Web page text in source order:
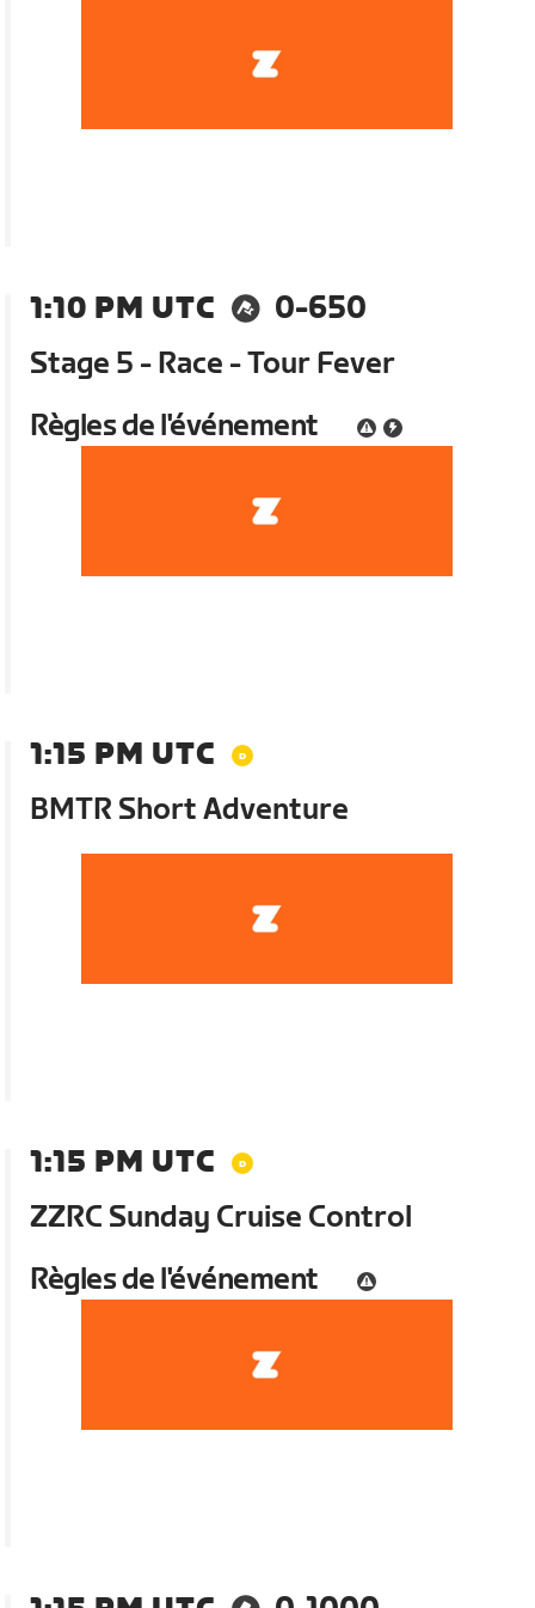
1:10 PM UTC
0-650
Stage 5 - Race - Tour Fever
Règles de l'événement
1:15 PM UTC
BMTR Short Adventure
1:15 PM UTC
ZZRC Sunday Cruise Control
Règles de l'événement